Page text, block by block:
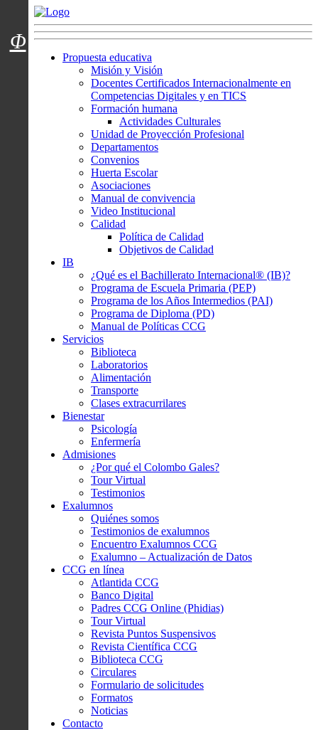
Menú usuarios
Propuesta educativa
Misión y Visión
Docentes Certificados Internacionalmente en
Competencias Digitales y en TICS
Formación humana
Actividades Culturales
Unidad de Proyección Profesional
Departamentos
Convenios
Huerta Escolar
Asociaciones
Manual de convivencia
Video Institucional
Calidad
Política de Calidad
Objetivos de Calidad
IB
¿Qué es el Bachillerato Internacional® (IB)?
Programa de Escuela Primaria (PEP)
Programa de los Años Intermedios (PAI)
Programa de Diploma (PD)
Manual de Políticas CCG
Servicios
Biblioteca
Laboratorios
Alimentación
Transporte
Clases extracurrilares
Bienestar
Psicología
Enfermería
Admisiones
¿Por qué el Colombo Gales?
Tour Virtual
Testimonios
Exalumnos
Quiénes somos
Testimonios de exalumnos
Encuentro Exalumnos CCG
Exalumno – Actualización de Datos
CCG en línea
Atlantida CCG
Banco Digital
Padres CCG Online (Phidias)
Tour Virtual
Revista Puntos Suspensivos
Revista Científica CCG
Biblioteca CCG
Circulares
Formulario de solicitudes
Formatos
Noticias
Contacto
Φ